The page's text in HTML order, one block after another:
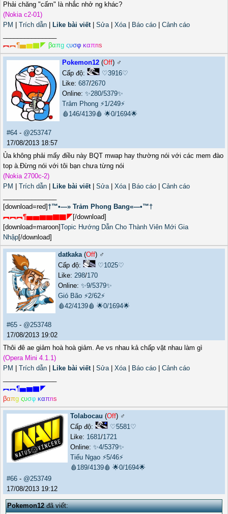
Phải chăng "cấm" là nhắc nhở ng khác?
(Nokia c2-01)
PM
Trích dẫn Like bài viết| Sửa| Xóa| Báo cáo
Cảnh cáo
︻︻¶▅▆▇◤ βαπg ςυσφ καπrιs
Pokemon12(Off) ♂️
Cấp độ:
♡3916♡
Like: 687/2670
Online: ✨280/5379✨
Trảm Phong ⚡1/249⚡
🩸146/4139🩸 🌟0/1694🌟
#64 - @253747
17/08/2013 18:57
Ủa không phải mấy điều này BQT mwap hay thường nói với các mem đào
top à.Đừng nói với tôi bạn chưa từng nói
(Nokia 2700c-2)
PM
Trích dẫn Like bài viết| Sửa| Xóa| Báo cáo
Cảnh cáo
[download=red]†™•—» Trảm Phong Bang«—•™†
︻︻︻¶▅▅▆▆▇▇◤ [/download]
[download=maroon]Topic Hướng Dẫn Cho Thành Viên Mới Gia
Nhập[/download]
datkaka(Off) ♂️
Cấp độ:
♡1025♡
Like:298/170
Online:✨9/5379✨
Gió Bão ⚡2/62⚡
🩸42/4139🩸 🌟0/1694🌟
#65 - @253748
17/08/2013 19:02
Thôi đê ae giảm hoà hoà giảm. Ae vs nhau kả chấp vặt nhau làm gì
(Opera Mini 4.1.1)
PM
Trích dẫn Like bài viết| Sửa| Xóa| Báo cáo
Cảnh cáo
︻︻¶▅▆▇◤
βαπg ςυσφ καπrιs
Tolabocau (Off) ♂️
Cấp độ:
♡5581♡
Like: 1681/1721
Online: ✨4/5379✨
Tiếu Ngạo ⚡5/46⚡
🩸189/4139🩸 🌟0/1694🌟
#66 - @253749
17/08/2013 19:12
Pokemon12đã viết: